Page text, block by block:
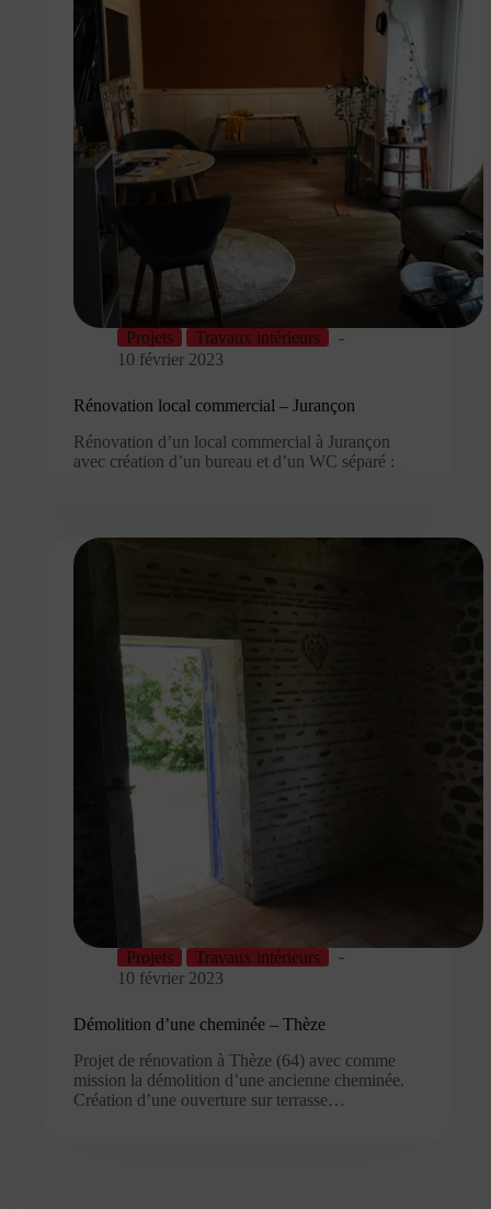
Projets
Travaux intérieurs
10 février 2023
Rénovation local commercial – Jurançon
Rénovation d’un local commercial à Jurançon
avec création d’un bureau et d’un WC séparé :
Projets
Travaux intérieurs
10 février 2023
Démolition d’une cheminée – Thèze
Projet de rénovation à Thèze (64) avec comme
mission la démolition d’une ancienne cheminée.
Création d’une ouverture sur terrasse…